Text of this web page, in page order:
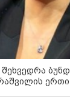
ერთი